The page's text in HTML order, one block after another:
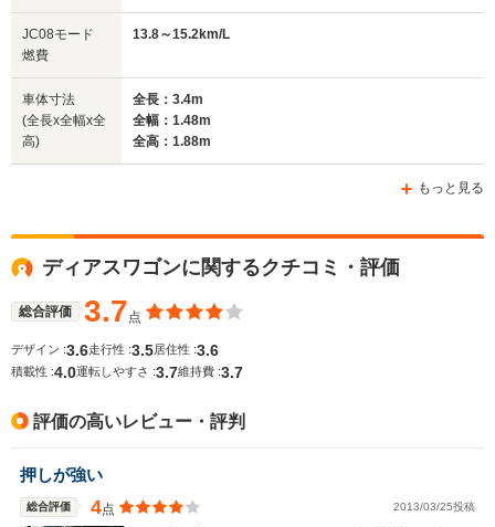
サイズ
(全長x全幅x全高)
WLTCモード
燃費
全幅
1.48m
11.7km/L
JC08モード
燃費
13.8～15.2km/L
車体寸法
(全長x全幅x全
高)
全長：3.4m
全幅：1.48m
全高：1.88m
もっと見る
ディアスワゴンに関するクチコミ・評価
総合評価 3.7点
デザイン :3.6走行性 :3.5 居住性 :3.6
積載性 :4.0運転しやすさ :3.7維持費 :3.7
評価の高いレビュー・評判
押しが強い
総合評価 4点 2013/03/25投稿